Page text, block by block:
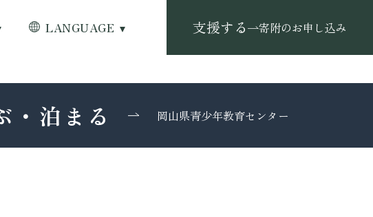
LANGUAGE 支援する 寄附のお申し込み
・泊まる 岡山県青少年教育センター